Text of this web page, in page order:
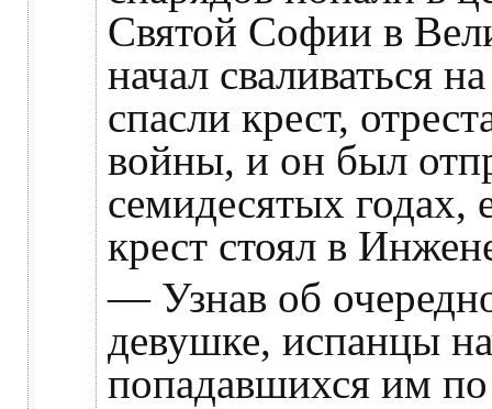
Святой Софии в
начал сваливаться
спасли крест,
войны, и он был
семидесятых
крест стоял в
— Узнав об
девушке, испанцы
попадавшихся им